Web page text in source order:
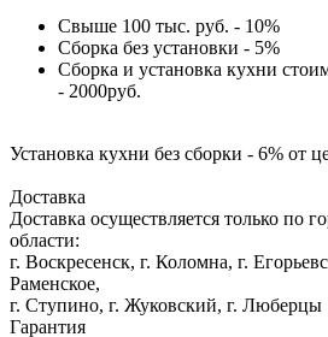
Свыше 100 тыс. руб. - 10%
Сборка без установки - 5%
Сборка и установка кухни
- 2000руб.
Установка кухни без сборки - 6% от
Доставка
Доставка осуществляется только по
области:
г. Воскресенск, г. Коломна, г.
Раменское,
г. Ступино, г. Жуковский, г. Люберцы
Гарантия